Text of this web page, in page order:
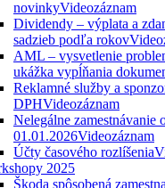
novinkyVideozáznam
Dividendy – výplata a
sadzieb podľa rokov
AML – vysvetlenie
ukážka vypĺňania
Reklamné služby a
DPHVideozáznam
Nelegálne zamestnávanie
01.01.2026Videozáznam
Účty časového rozlíšenia
2025
Škoda spôsobená